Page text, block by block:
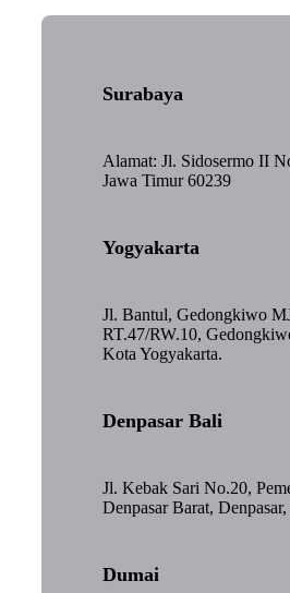
Surabaya
Alamat: Jl. Sidosermo II
Jawa Timur 60239
Yogyakarta
Jl. Bantul, Gedongkiwo
RT.47/RW.10,
Kota Yogyakarta.
Denpasar Bali
Jl. Kebak Sari No.20,
Denpasar Barat,
Dumai